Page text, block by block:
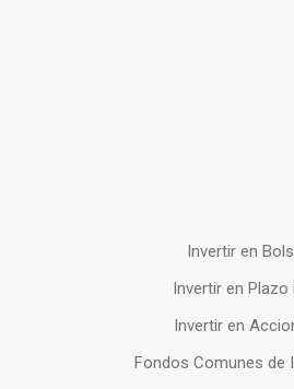
Invertir en
Invertir en Plazo
Invertir en
Fondos Comunes de